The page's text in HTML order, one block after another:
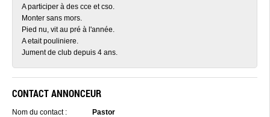
A participer à des cce et cso.
Monter sans mors.
Pied nu, vit au pré à l'année.
A etait pouliniere.
Jument de club depuis 4 ans.
CONTACT ANNONCEUR
Nom du contact :
Pastor